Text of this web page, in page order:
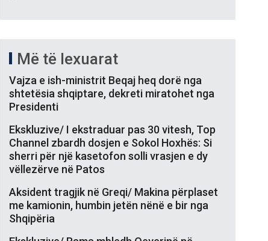
Më të lexuarat
Vajza e ish-ministrit Beqaj heq dorë nga
shtetësia shqiptare, dekreti miratohet nga
Presidenti
Ekskluzive/ I ekstraduar pas 30 vitesh, Top
Channel zbardh dosjen e Sokol Hoxhës: Si
sherri për një kasetofon solli vrasjen e dy
vëllezërve në Patos
Aksident tragjik në Greqi/ Makina përplaset
me kamionin, humbin jetën nënë e bir nga
Shqipëria